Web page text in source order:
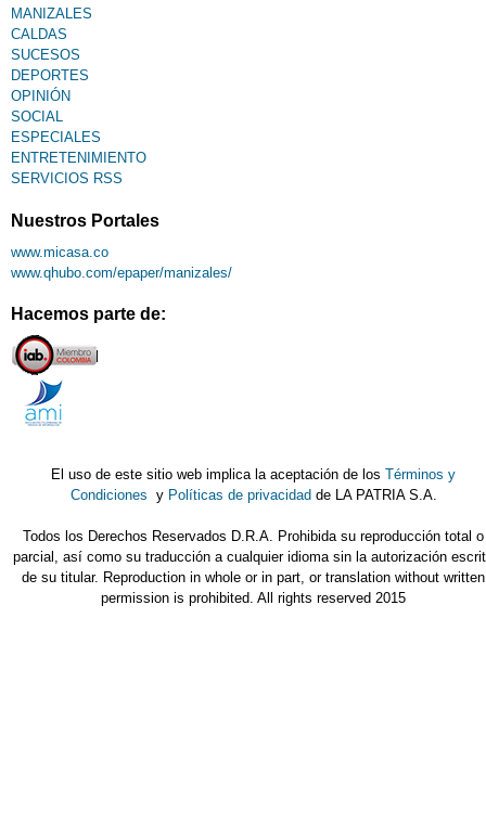
MANIZALES
CALDAS
SUCESOS
DEPORTES
OPINIÓN
SOCIAL
ESPECIALES
ENTRETENIMIENTO
SERVICIOS RSS
Nuestros Portales
www.micasa.co
www.qhubo.com/epaper/manizales/
Hacemos parte de:
El uso de este sitio web implica la aceptación de losTérminos y
Condiciones y Políticas de privacidad de LA PATRIA S.A.
Todos los Derechos Reservados D.R.A. Prohibida su reproducción total o
parcial, así como su traducción a cualquier idioma sin la autorización
de su titular. Reproduction in whole or in part, or translation without written
permission is prohibited. All rights reserved 2015